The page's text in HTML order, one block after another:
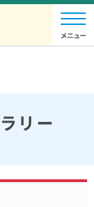
リー